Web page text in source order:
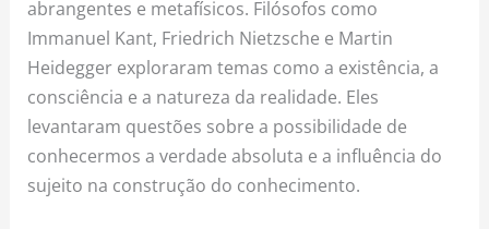
abrangentes e metafísicos. Filósofos como
Immanuel Kant, Friedrich Nietzsche e Martin
Heidegger exploraram temas como a existência, a
consciência e a natureza da realidade. Eles
levantaram questões sobre a possibilidade de
conhecermos a verdade absoluta e a influência do
sujeito na construção do conhecimento.